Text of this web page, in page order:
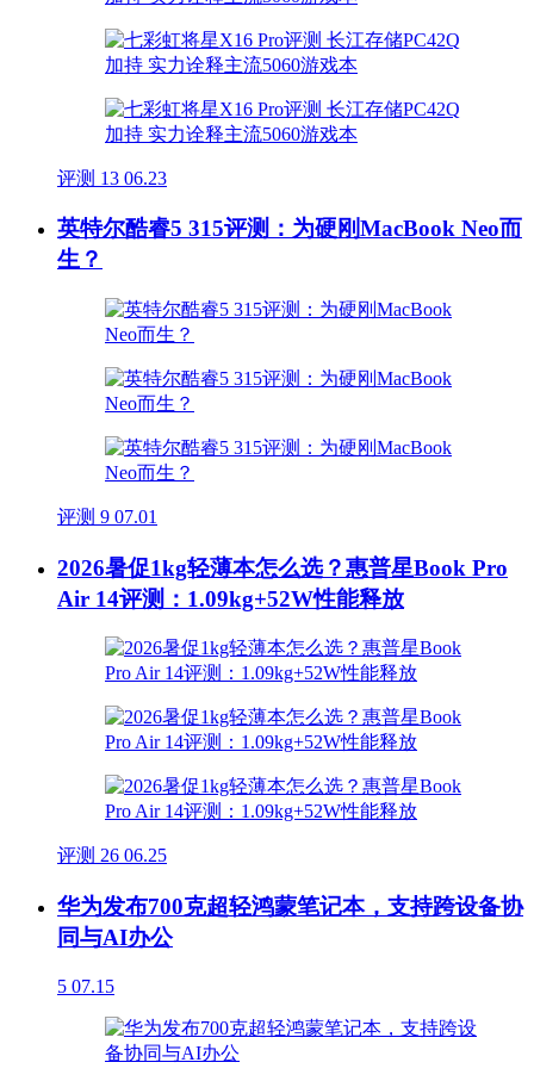
评测 13 06.23
英特尔酷睿5 315评测：为硬刚MacBook Neo而
生？
评测 9 07.01
2026暑促1kg轻薄本怎么选？惠普星Book Pro
Air 14评测：1.09kg+52W性能释放
评测 26 06.25
华为发布700克超轻鸿蒙笔记本，支持跨设备协
同与AI办公
5 07.15